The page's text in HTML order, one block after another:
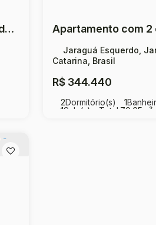
Apartamento com 2 dormitórios sendo 1 suíte à venda, 73 m² por R$ 430.999 - Jaraguá Esquerdo - Jaraguá do Sul/SC
R$344.440
Jaraguá Esquerdo,
Catarina, Brasil
2Dormitório(s) 1
1Sala(s) Total: 70 .65 m²